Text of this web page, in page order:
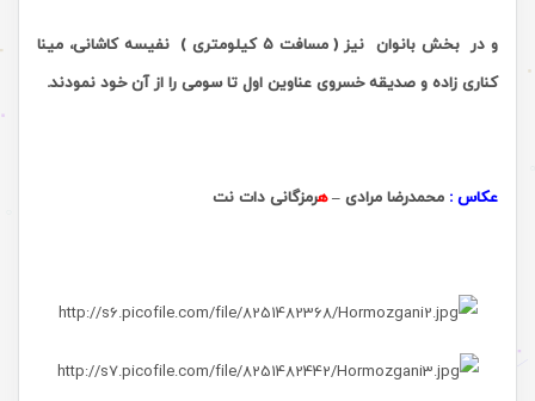
و در بخش بانوان نیز ( مسافت ۵ کیلومتری ) نفیسه کاشانی، مینا
کناری زاده و صدیقه خسروی عناوین اول تا سومی را از آن خود نمودند.
عکاس : محمدرضا مرادی –هرمزگانی دات نت